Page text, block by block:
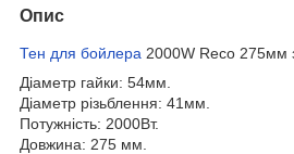
Опис
Тен для бойлера 2000W Reco 275мм
Діаметр гайки: 54мм.
Діаметр різьблення: 41мм.
Потужність: 2000Вт.
Довжина: 275 мм.